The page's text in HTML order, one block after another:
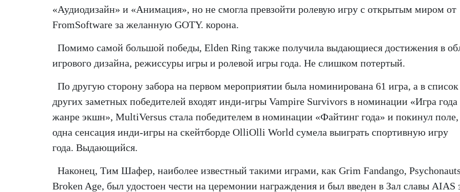
«Аудиодизайн» и «Анимация», но не смогла превзойти ролевую игру с открытым миром от
FromSoftware за желанную GOTY. корона.
Помимо самой большой победы, Elden Ring также получила выдающиеся достижения в
игрового дизайна, режиссуры игры и ролевой игры года. Не слишком потертый.
По другую сторону забора на первом мероприятии была номинирована 61 игра, а в список
других заметных победителей входят инди-игры Vampire Survivors в номинации «Игра года
жанре экшн», MultiVersus стала победителем в номинации «Файтинг года» и покинул
одна сенсация инди-игры на скейтборде OlliOlli World сумела выиграть спортивную игру
года. Выдающийся.
Наконец, Тим Шафер, наиболее известный такими играми, как Grim Fandango,
Broken Age, был удостоен чести на церемонии награждения и был введен в Зал славы AIAS